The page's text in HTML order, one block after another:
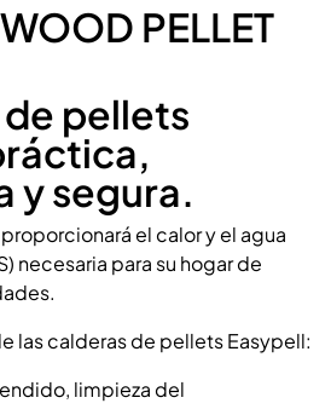
PELLET
pellets
y segura.
proporcionará el calor y el agua
necesaria para su hogar de
las calderas de pellets Easypell:
limpieza del